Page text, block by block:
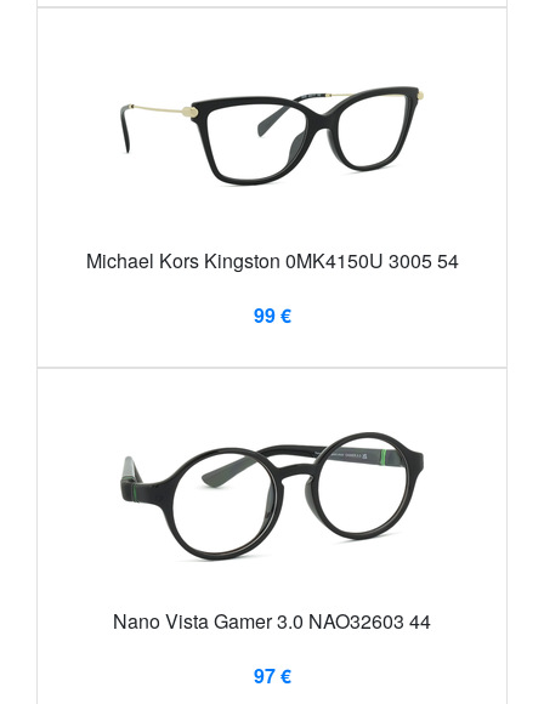
Michael Kors Kingston 0MK4150U 3005 54
99 €
Nano Vista Gamer 3.0 NAO32603 44
97 €